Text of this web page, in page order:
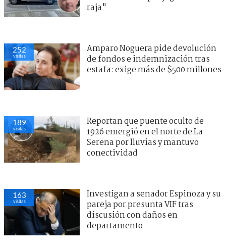
raja"
252
visitas
Amparo Noguera pide devolución
de fondos e indemnización tras
estafa: exige más de $500 millones
189
visitas
Reportan que puente oculto de
1926 emergió en el norte de La
Serena por lluvias y mantuvo
conectividad
163
visitas
Investigan a senador Espinoza y su
pareja por presunta VIF tras
discusión con daños en
departamento